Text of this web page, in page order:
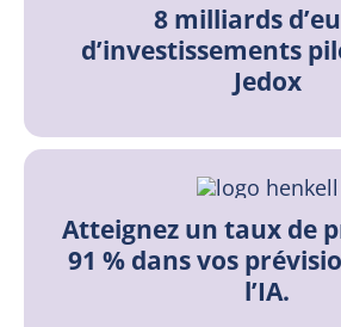
8 milliards
d’investissements
Jedox
Atteignez un taux de
91 % dans vos
l’IA.